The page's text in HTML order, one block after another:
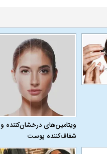
ویتامین‌های درخشان‌کننده و
شفاف‌کننده پوست